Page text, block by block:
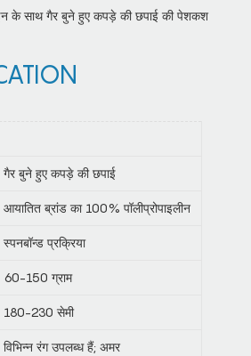
के साथ गैर बुने हुए कपड़े की छपाई की पेशकश
गैर बुने हुए कपड़े की छपाई
आयातित ब्रांड का 100% पॉलीप्रोपाइलीन
स्पनबॉन्ड प्रक्रिया
60-150 ग्राम
180-230 सेमी
विभिन्न रंग उपलब्ध हैं; अमर